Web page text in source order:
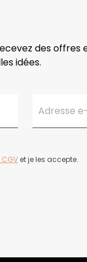
des
idées.
Adresse
CGV et je les accepte.